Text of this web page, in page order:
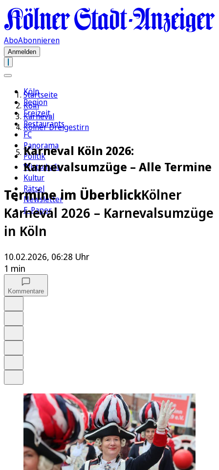
AboAbonnieren
Anmelden
Köln
Region
Freizeit
Restaurants
FC
Panorama
Politik
Wirtschaft
Kultur
Rätsel
Newsletter
E-Paper
Startseite
Köln
Karneval
Kölner Dreigestirn
Karneval Köln 2026:
Karnevalsumzüge – Alle Termine
Termine im ÜberblickKölner
Karneval 2026 – Karnevalsumzüge
in Köln
10.02.2026, 06:28 Uhr
1 min
Kommentare